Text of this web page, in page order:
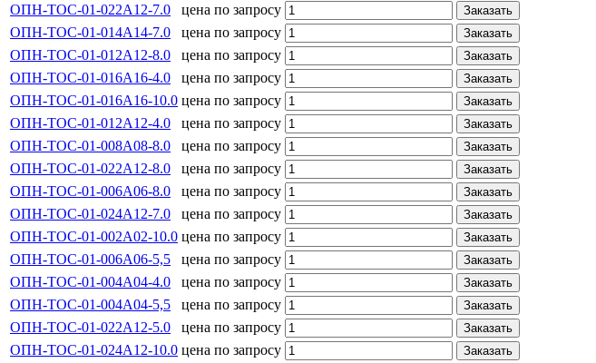
ОПН-ТОС-01-022А12-7.0 цена по запросу Заказать
ОПН-ТОС-01-014А14-7.0 цена по запросу Заказать
ОПН-ТОС-01-012А12-8.0 цена по запросу Заказать
ОПН-ТОС-01-016А16-4.0 цена по запросу Заказать
ОПН-ТОС-01-016А16-10.0 цена по запросу Заказать
ОПН-ТОС-01-012А12-4.0 цена по запросу Заказать
ОПН-ТОС-01-008А08-8.0 цена по запросу Заказать
ОПН-ТОС-01-022А12-8.0 цена по запросу Заказать
ОПН-ТОС-01-006А06-8.0 цена по запросу Заказать
ОПН-ТОС-01-024А12-7.0 цена по запросу Заказать
ОПН-ТОС-01-002А02-10.0 цена по запросу Заказать
ОПН-ТОС-01-006А06-5,5 цена по запросу Заказать
ОПН-ТОС-01-004А04-4.0 цена по запросу Заказать
ОПН-ТОС-01-004А04-5,5 цена по запросу Заказать
ОПН-ТОС-01-022А12-5.0 цена по запросу Заказать
ОПН-ТОС-01-024А12-10.0 цена по запросу Заказать